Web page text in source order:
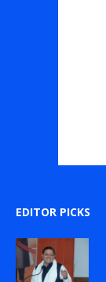
EDITOR PICKS